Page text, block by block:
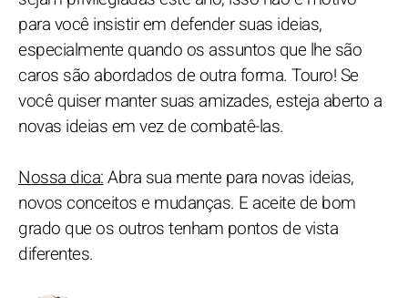
para você insistir em defender suas ideias,
especialmente quando os assuntos que lhe são
caros são abordados de outra forma. Touro! Se
você quiser manter suas amizades, esteja aberto a
novas ideias em vez de combatê-las.
Nossa dica:Abra sua mente para novas ideias,
novos conceitos e mudanças. E aceite de bom
grado que os outros tenham pontos de vista
diferentes.